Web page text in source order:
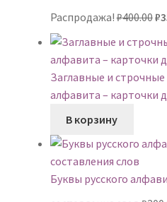
Распродажа!₽400.00₽
Заглавные и
алфавита – карточки
В корзину
Буквы русского